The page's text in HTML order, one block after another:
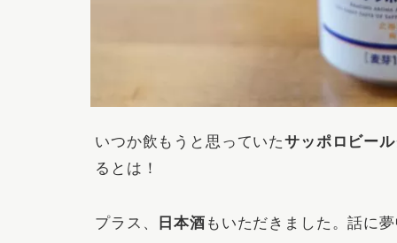
いつか飲もうと思っていたサッポロビー
るとは！
プラス、 日本酒 もいただきました。話に